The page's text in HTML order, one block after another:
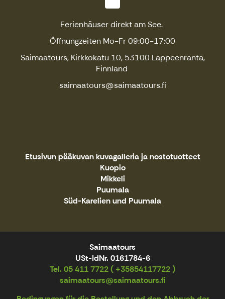
Ferienhäuser direkt am See.
Öffnungzeiten Mo-Fr 09:00-17:00
Saimaatours, Kirkkokatu 10, 53100 Lappeenranta,
Finnland
saimaatours@saimaatours.fi
Etusivun pääkuvan kuvagalleria ja nostotuotteet
Kuopio
Mikkeli
Puumala
Süd-Karelien und Puumala
Saimaatours
USt-IdNr. 0161784-6
Tel. 05 411 7722 ( +35854117722 )
saimaatours@saimaatours.fi